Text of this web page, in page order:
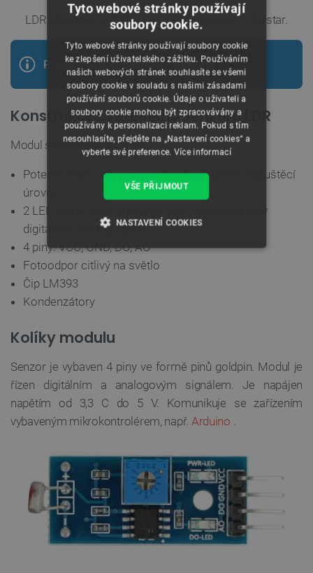
LDR odporový světelný senzor pro Arduino- Okystar.
Produkt je kompatibilní sArduino.
Konstrukce světelného senzoru LDR
Modul snímače se skládá z:
Potenciometr, který se používá k nastavení spouštěcí
úrovně
2 LED diody, které zobrazují stav napájení a stav
digitálního výstupu (DO)
4 piny: VCC, GND, DO, AO
Fotoodpor citlivý na světlo
Čip LM393
Kondenzátory
Kolíky modulu
Senzor je vybaven 4 piny ve formě pinů goldpin. Modul je
řízen digitálním a analogovým signálem. Je napájen
napětím od 3,3 C do 5 V. Komunikuje se zařízením
vybaveným mikrokontrolérem, např. Arduino
Tyto webové stránky používají
soubory cookie.
Tyto webové stránky používají soubory cookie
ke zlepšení uživatelského zážitku. Používáním
našich webových stránek souhlasíte se všemi
soubory cookie v souladu s našimi zásadami
používání souborů cookie. Údaje o uživateli a
soubory cookie mohou být zpracovávány a
používány k personalizaci reklam. Pokud s tím
nesouhlasíte, přejděte na „Nastavení cookies“ a
vyberte své preference. Více informací
VŠE PŘIJMOUT
NASTAVENÍ COOKIES
NEZBYTNĚ NUTNÉ SOUBORY
Nezbytně nutné soubory Výkonové soubory
Nezbytně nutné soubory cookie umožňují základní
funkce webových stránek, jako je přihlášení
uživatele a správa účtu. Webové stránky nelze bez
nezbytně nutných souborů cookie správně
používat.
Název
Poskytovatel
/
Doména